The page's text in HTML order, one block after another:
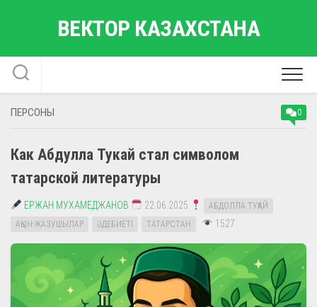
ВЕКТОР КАЗАХСТАНА
ПЕРСОНЫ 0
Как Абдулла Тукай стал символом
татарской литературы
ЕРЖАН МУХАМЕДЖАНОВ 22.06.2025
АБДОЛЛА ТУҚАЙ
АҚЫН-ЖАЗУШЫЛАР
ӘДЕБИЕТІ ТАТАРСТАН 1527